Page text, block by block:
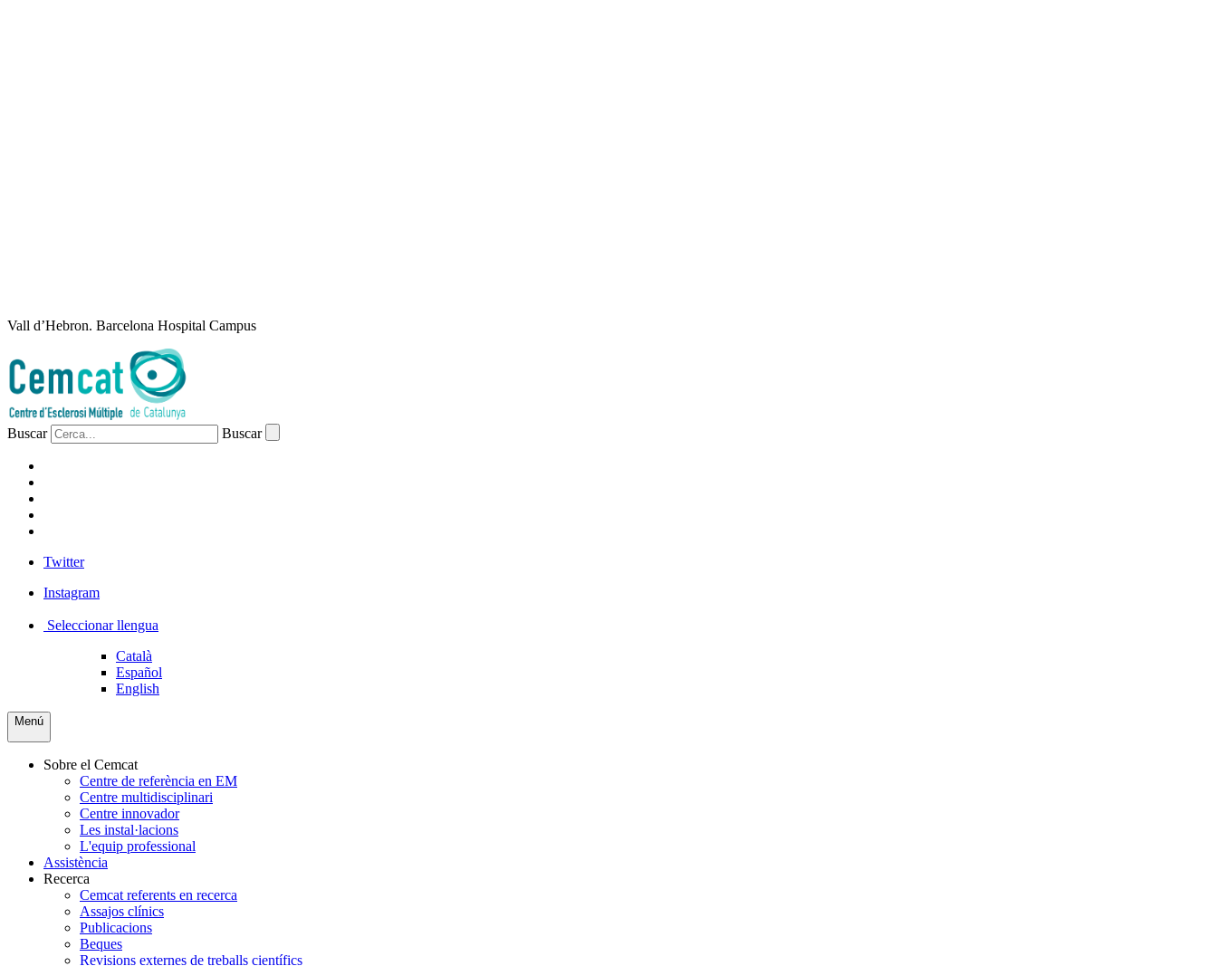
Vall d’Hebron. Barcelona Hospital Campus
Buscar Buscar
Twitter
Instagram
Seleccionar llengua
Català
Español
English
Menú
Sobre el Cemcat
Centre de referència en EM
Centre multidisciplinari
Centre innovador
Les instal·lacions
L'equip professional
Assistència
Recerca
Cemcat referents en recerca
Assajos clínics
Publicacions
Beques
Revisions externes de treballs científics